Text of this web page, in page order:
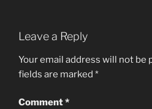
Leave a Reply
Your email address will not be
fields are marked *
Comment*